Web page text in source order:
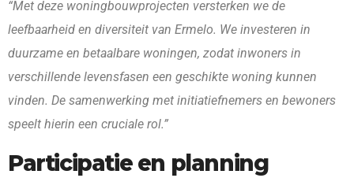
“Met deze woningbouwprojecten versterken we de
leefbaarheid en diversiteit van Ermelo. We investeren in
duurzame en betaalbare woningen, zodat inwoners in
verschillende levensfasen een geschikte woning kunnen
vinden. De samenwerking met initiatiefnemers en bewoners
speelt hierin een cruciale rol.”
Participatie en planning